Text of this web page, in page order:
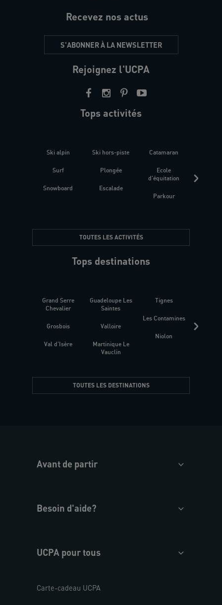
Recevez nos actus
S'ABONNER À LA NEWSLETTER
Rejoignez l'UCPA
Tops activités
Ski alpin
Surf
Snowboard
Ski hors-piste
Plongée
Escalade
Catamaran
Ecole
d'équitation
Parkour
TOUTES LES ACTIVITÉS
Tops destinations
Grand Serre
Chevalier
Grosbois
Val d'Isère
Guadeloupe Les
Saintes
Valloire
Martinique Le
Vauclin
Tignes
Les Contamines
Niolon
TOUTES LES DESTINATIONS
Avant de partir
Besoin d'aide?
UCPA pour tous
Carte-cadeau UCPA